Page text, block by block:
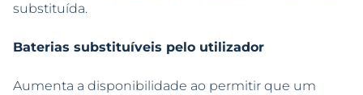
substituída.
Baterias substituíveis pelo utilizador
Aumenta a disponibilidade ao permitir que um